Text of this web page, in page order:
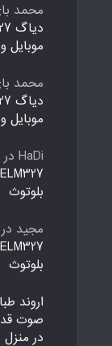
محمد
موبایل
محمد
موبایل
HaDi در
بلوتوث
مجید در
بلوتوث
اروند
در منزل